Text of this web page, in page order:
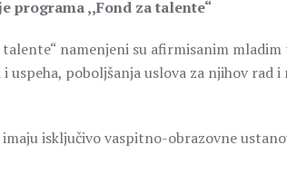
programa ,,Fond za talente“
namenjeni su afirmisanim
poboljšanja uslova za njihov rad i
isključivo vaspitno-obrazovne